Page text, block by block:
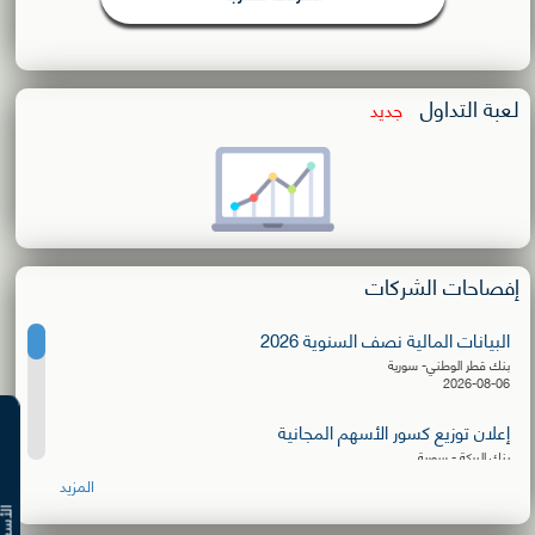
لعبة التداول جديد
إفصاحات الشركات
البيانات المالية نصف السنوية 2026
بنك قطر الوطني- سورية
2026-08-06
إعلان توزيع كسور الأسهم المجانية
بنك البركة - سورية
البيانات المالية نصف السنوية 2026
المزيد